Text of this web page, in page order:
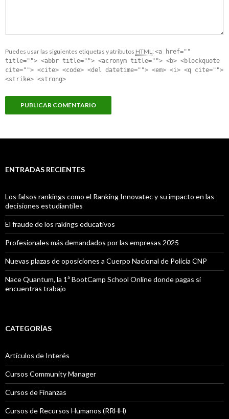
Puedes usar las siguientes etiquetas y atributos HTML : <a href=""
title=""> <abbr title=""> <acronym title=""> <b> <blockquote
cite=""> <cite> <code> <del datetime=""> <em> <i> <q cite="">
<strike> <strong>
ENTRADAS RECIENTES
Los falsos rankings como el Ranking Innovatec y su impacto en las
decisiones estudiantiles
El fraude de los rakings educativos
Profesionales más demandados por las empresas 2025
Nuevas plazas de oposiciones a Cuerpo Nacional de Policía CNP
Nace Quantum, la 1ª BootCamp School Online donde pagas si
encuentras trabajo
CATEGORÍAS
Artículos de Interés
Cursos Community Manager
Cursos de Finanzas
Cursos de Recursos Humanos (RRHH)